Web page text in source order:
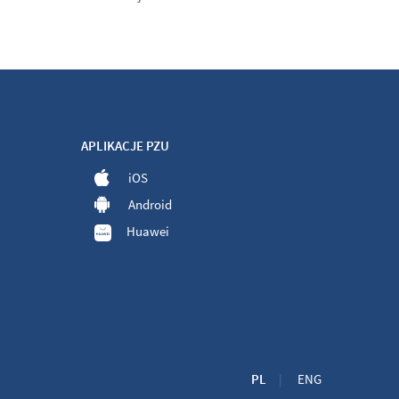
APLIKACJE PZU
iOS
Android
Huawei
PL ENG